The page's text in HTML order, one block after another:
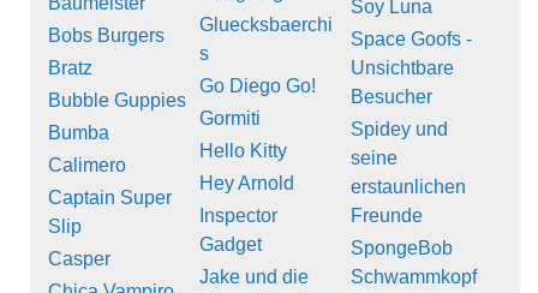
Bobs Burgers
Bratz
Bubble Guppies
Bumba
Calimero
Captain Super
Slip
Casper
Gluecksbaerchi
s
Go Diego Go!
Gormiti
Hello Kitty
Hey Arnold
Inspector
Gadget
Jake und die
Soy Luna
Space Goofs -
Unsichtbare
Besucher
Spidey und
seine
erstaunlichen
Freunde
SpongeBob
Schwammkopf